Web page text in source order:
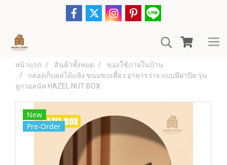
หน้าแรก สินค้าทั้งหมด
ของใช้ภายในบ้าน
กล่องเก็บผลไม้แห้ง ขนมขบเคี้ยว อาหารว่าง แบบมีฝาปิด รุ่น
ลูกวอลนัท HAZEL NUT BOX
New
Pre-Order